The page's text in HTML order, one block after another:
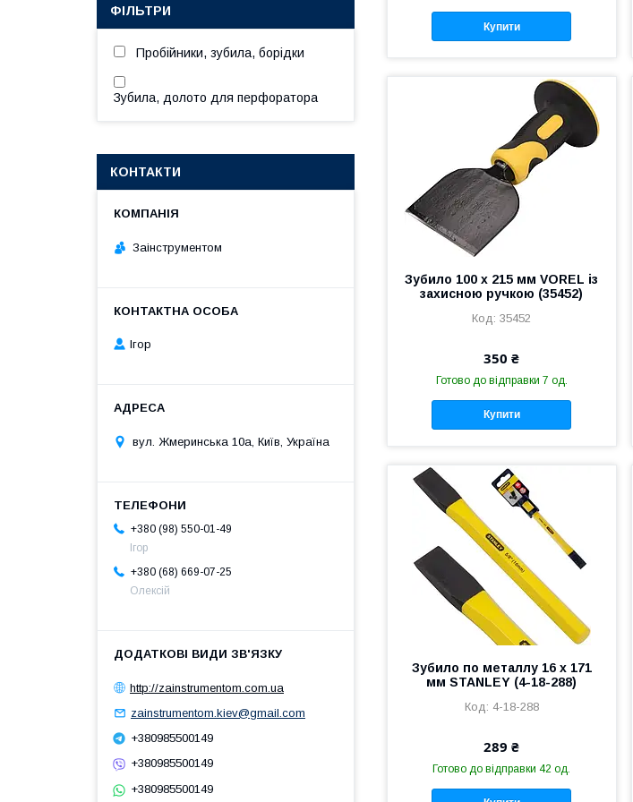
Купити
Зубило 100 х 215 мм VOREL із
захисною ручкою (35452)
35452
350 ₴
Готово до відправки 7 од.
Купити
Зубило по металлу 16 х 171
мм STANLEY (4-18-288)
4-18-288
289 ₴
Готово до відправки 42 од.
ФІЛЬТРИ
Пробійники, зубила, борідки
Зубила, долото для перфоратора
КОНТАКТИ
Заінструментом
Ігор
вул. Жмеринська 10а, Київ, Україна
+380 (98) 550-01-49
Ігор
+380 (68) 669-07-25
Олексій
http://zainstrumentom.com.ua
zainstrumentom.kiev@gmail.com
+380985500149
+380985500149
+380985500149